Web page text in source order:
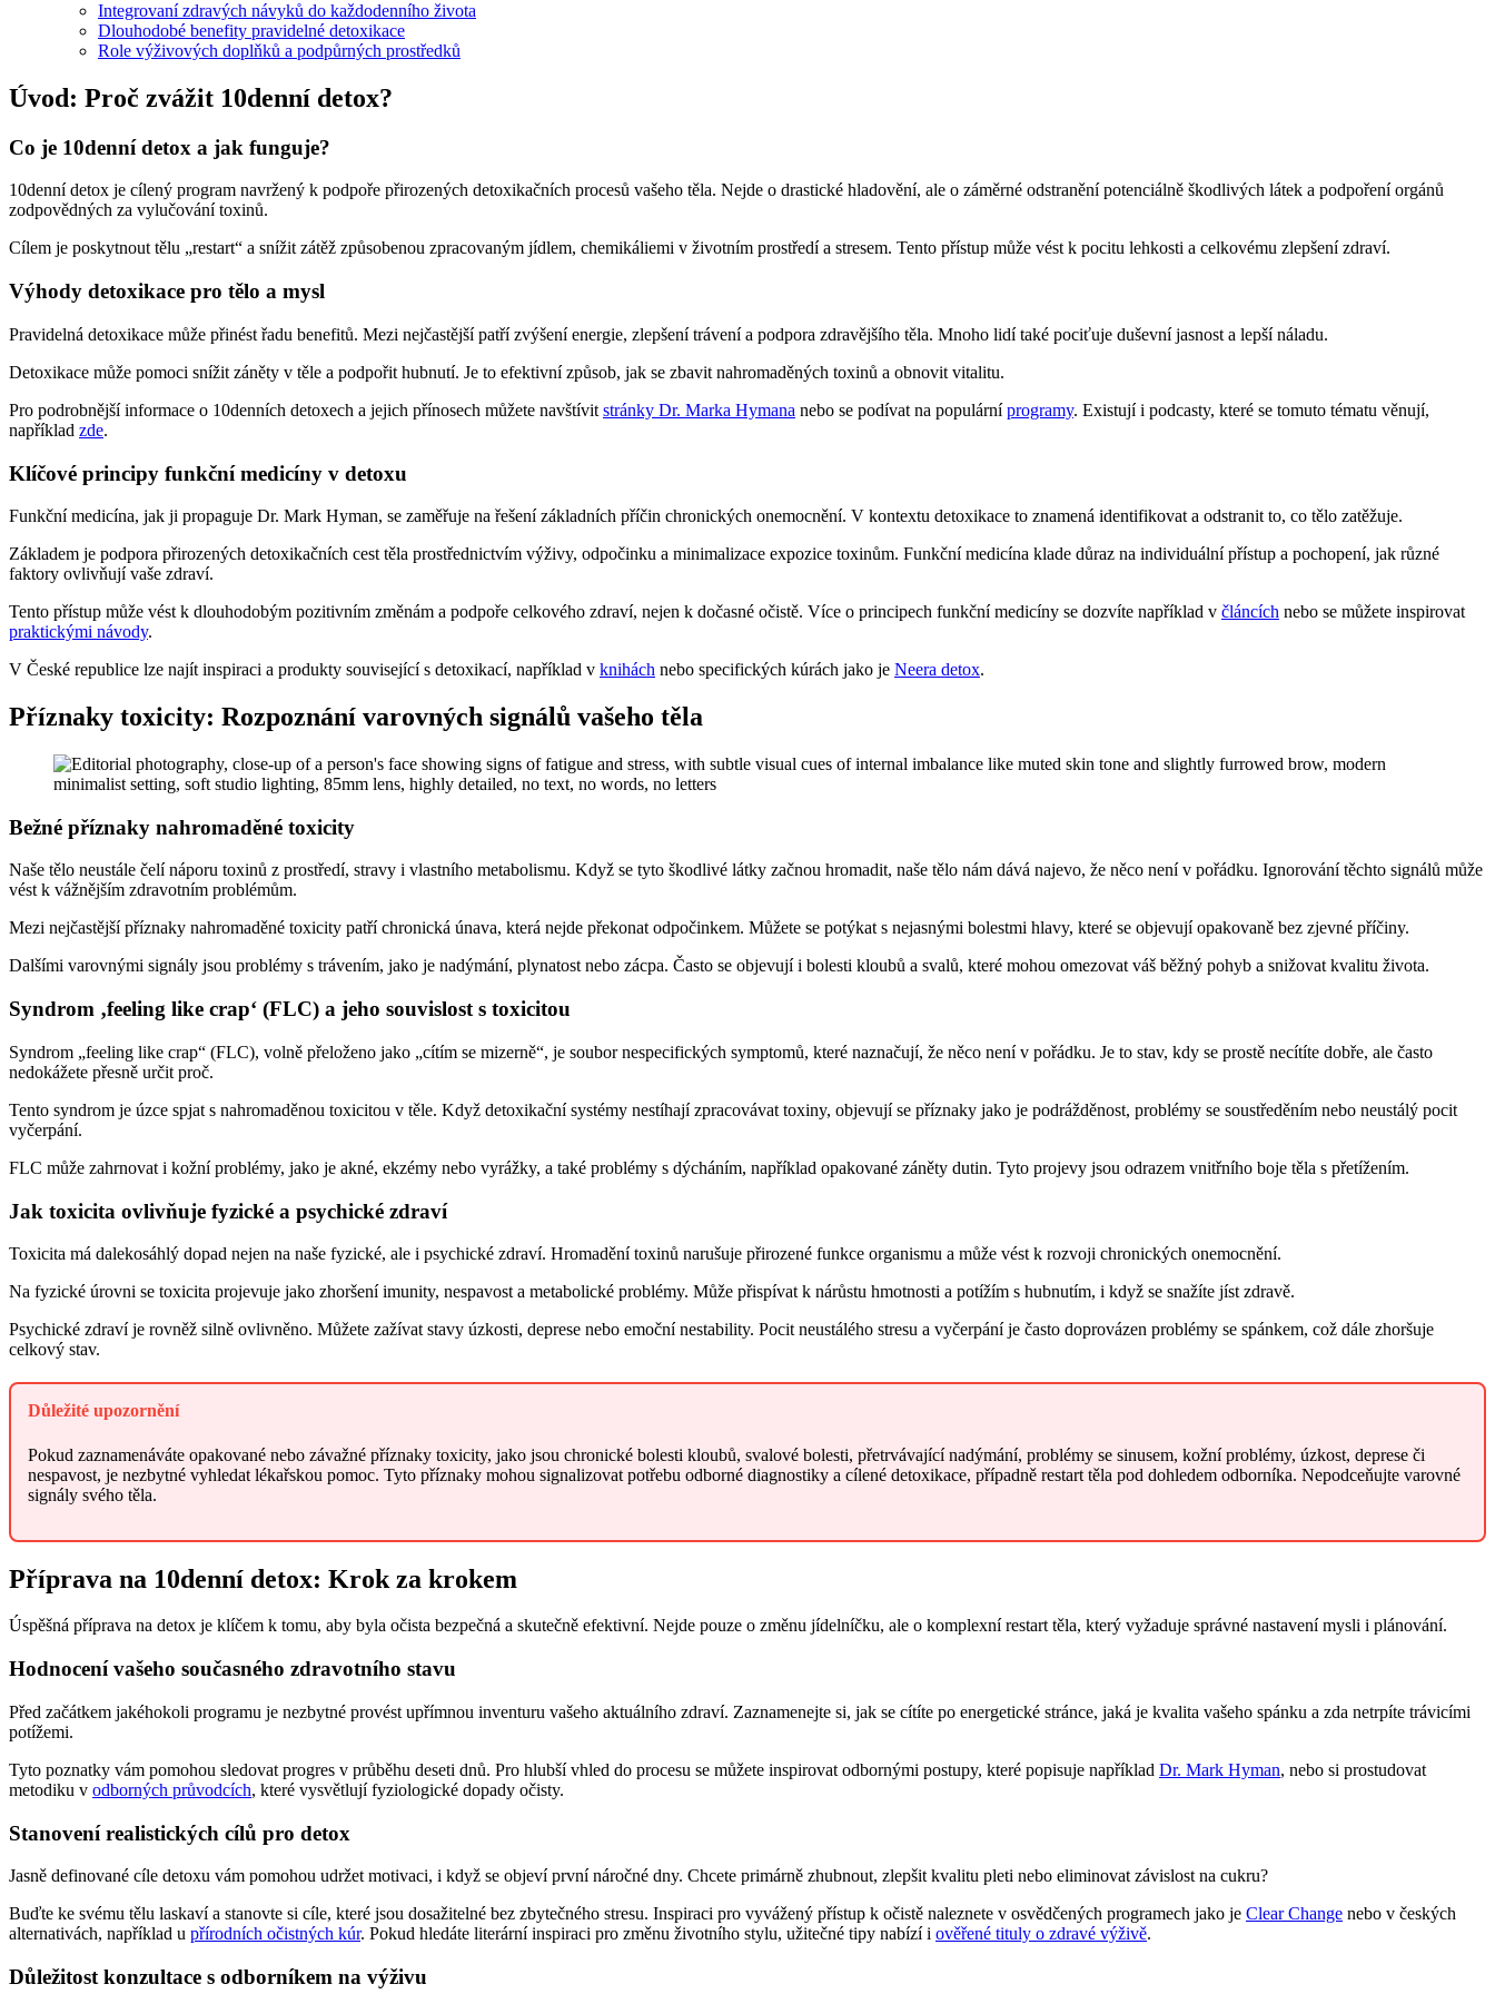
Integrovaní zdravých návyků do každodenního života
Dlouhodobé benefity pravidelné detoxikace
Role výživových doplňků a podpůrných prostředků
Úvod: Proč zvážit 10denní detox?
Co je 10denní detox a jak funguje?
10denní detox je cílený program navržený k podpoře přirozených detoxikačních procesů vašeho těla. Nejde o drastické hladovění, ale o záměrné odstranění potenciálně škodlivých látek a podpoření orgánů
zodpovědných za vylučování toxinů.
Cílem je poskytnout tělu „restart“ a snížit zátěž způsobenou zpracovaným jídlem, chemikáliemi v životním prostředí a stresem. Tento přístup může vést k pocitu lehkosti a celkovému zlepšení zdraví.
Výhody detoxikace pro tělo a mysl
Pravidelná detoxikace může přinést řadu benefitů. Mezi nejčastější patří zvýšení energie, zlepšení trávení a podpora zdravějšího těla. Mnoho lidí také pociťuje duševní jasnost a lepší náladu.
Detoxikace může pomoci snížit záněty v těle a podpořit hubnutí. Je to efektivní způsob, jak se zbavit nahromaděných toxinů a obnovit vitalitu.
Pro podrobnější informace o 10denních detoxech a jejich přínosech můžete navštívit stránky Dr. Marka Hymana nebo se podívat na populárníprogramy. Existují i podcasty, které se tomuto tématu věnují,
například zde.
Klíčové principy funkční medicíny v detoxu
Funkční medicína, jak ji propaguje Dr. Mark Hyman, se zaměřuje na řešení základních příčin chronických onemocnění. V kontextu detoxikace to znamená identifikovat a odstranit to, co tělo zatěžuje.
Základem je podpora přirozených detoxikačních cest těla prostřednictvím výživy, odpočinku a minimalizace expozice toxinům. Funkční medicína klade důraz na individuální přístup a pochopení, jak různé
faktory ovlivňují vaše zdraví.
Tento přístup může vést k dlouhodobým pozitivním změnám a podpoře celkového zdraví, nejen k dočasné očistě. Více o principech funkční medicíny se dozvíte například v článcích nebo se můžete inspirovat
praktickými návody.
V České republice lze najít inspiraci a produkty související s detoxikací, například v knihách nebo specifických kúrách jako je Neera detox.
Příznaky toxicity: Rozpoznání varovných signálů vašeho těla
Bežné příznaky nahromaděné toxicity
Naše tělo neustále čelí náporu toxinů z prostředí, stravy i vlastního metabolismu. Když se tyto škodlivé látky začnou hromadit, naše tělo nám dává najevo, že něco není v pořádku. Ignorování těchto signálů může
vést k vážnějším zdravotním problémům.
Mezi nejčastější příznaky nahromaděné toxicity patří chronická únava, která nejde překonat odpočinkem. Můžete se potýkat s nejasnými bolestmi hlavy, které se objevují opakovaně bez zjevné příčiny.
Dalšími varovnými signály jsou problémy s trávením, jako je nadýmání, plynatost nebo zácpa. Často se objevují i bolesti kloubů a svalů, které mohou omezovat váš běžný pohyb a snižovat kvalitu života.
Syndrom ‚feeling like crap‘ (FLC) a jeho souvislost s toxicitou
Syndrom „feeling like crap“ (FLC), volně přeloženo jako „cítím se mizerně“, je soubor nespecifických symptomů, které naznačují, že něco není v pořádku. Je to stav, kdy se prostě necítíte dobře, ale často
nedokážete přesně určit proč.
Tento syndrom je úzce spjat s nahromaděnou toxicitou v těle. Když detoxikační systémy nestíhají zpracovávat toxiny, objevují se příznaky jako je podrážděnost, problémy se soustředěním nebo neustálý pocit
vyčerpání.
FLC může zahrnovat i kožní problémy, jako je akné, ekzémy nebo vyrážky, a také problémy s dýcháním, například opakované záněty dutin. Tyto projevy jsou odrazem vnitřního boje těla s přetížením.
Jak toxicita ovlivňuje fyzické a psychické zdraví
Toxicita má dalekosáhlý dopad nejen na naše fyzické, ale i psychické zdraví. Hromadění toxinů narušuje přirozené funkce organismu a může vést k rozvoji chronických onemocnění.
Na fyzické úrovni se toxicita projevuje jako zhoršení imunity, nespavost a metabolické problémy. Může přispívat k nárůstu hmotnosti a potížím s hubnutím, i když se snažíte jíst zdravě.
Psychické zdraví je rovněž silně ovlivněno. Můžete zažívat stavy úzkosti, deprese nebo emoční nestability. Pocit neustálého stresu a vyčerpání je často doprovázen problémy se spánkem, což dále zhoršuje
celkový stav.
Důležité upozornění
Pokud zaznamenáváte opakované nebo závažné příznaky toxicity, jako jsou chronické bolesti kloubů, svalové bolesti, přetrvávající nadýmání, problémy se sinusem, kožní problémy, úzkost, deprese či
nespavost, je nezbytné vyhledat lékařskou pomoc. Tyto příznaky mohou signalizovat potřebu odborné diagnostiky a cílené detoxikace, případně restart těla pod dohledem odborníka. Nepodceňujte varovné
signály svého těla.
Příprava na 10denní detox: Krok za krokem
Úspěšná příprava na detox je klíčem k tomu, aby byla očista bezpečná a skutečně efektivní. Nejde pouze o změnu jídelníčku, ale o komplexní restart těla, který vyžaduje správné nastavení mysli i plánování.
Hodnocení vašeho současného zdravotního stavu
Před začátkem jakéhokoli programu je nezbytné provést upřímnou inventuru vašeho aktuálního zdraví. Zaznamenejte si, jak se cítíte po energetické stránce, jaká je kvalita vašeho spánku a zda netrpíte trávicími
potížemi.
Tyto poznatky vám pomohou sledovat progres v průběhu deseti dnů. Pro hlubší vhled do procesu se můžete inspirovat odbornými postupy, které popisuje například Dr. Mark Hyman, nebo si prostudovat
metodiku v odborných průvodcích, které vysvětlují fyziologické dopady očisty.
Stanovení realistických cílů pro detox
Jasně definované cíle detoxu vám pomohou udržet motivaci, i když se objeví první náročné dny. Chcete primárně zhubnout, zlepšit kvalitu pleti nebo eliminovat závislost na cukru?
Buďte ke svému tělu laskaví a stanovte si cíle, které jsou dosažitelné bez zbytečného stresu. Inspiraci pro vyvážený přístup k očistě naleznete v osvědčených programech jako je Clear Change nebo v českých
alternativách, například u přírodních očistných kúr. Pokud hledáte literární inspiraci pro změnu životního stylu, užitečné tipy nabízí i ověřené tituly o zdravé výživě.
Důležitost konzultace s odborníkem na výživu